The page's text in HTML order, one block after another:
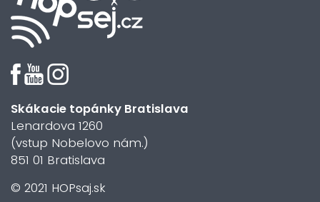
Skákacie topánky Bratislava
Lenardova 1260
(vstup Nobelovo nám.)
851 01 Bratislava
© 2021 HOPsaj.sk